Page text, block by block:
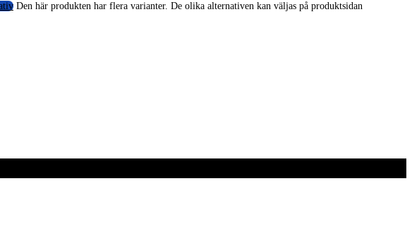
Den här produkten har flera varianter. De olika alternativen kan väljas på produktsidan